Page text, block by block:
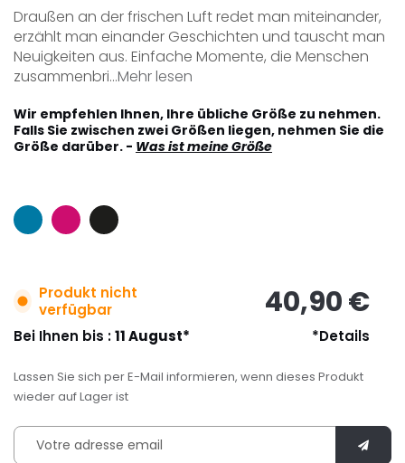
Draußen an der frischen Luft redet man miteinander,
erzählt man einander Geschichten und tauscht man
Neuigkeiten aus. Einfache Momente, die Menschen
zusammenbri...Mehr lesen
Wir empfehlen Ihnen, Ihre übliche Größe zu nehmen.
Falls Sie zwischen zwei Größen liegen, nehmen Sie die
Größe darüber. - Was ist meine Größe
Produkt nicht
verfügbar
40,90 €
Bei Ihnen bis :11 August* *Details
Lassen Sie sich per E-Mail informieren, wenn dieses Produkt
wieder auf Lager ist